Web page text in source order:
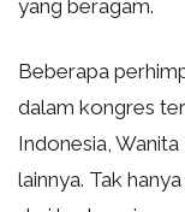
yang beragam.
Beberapa
dalam kongres
Indonesia,
lainnya. Tak